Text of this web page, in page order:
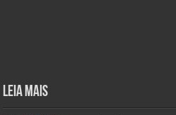
Leia mais